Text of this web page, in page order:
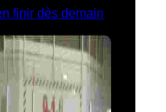
finir dès demain